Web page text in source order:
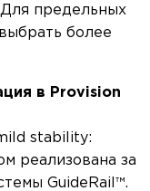
предельных
более
в Provision
stability:
реализована за
GuideRail™.